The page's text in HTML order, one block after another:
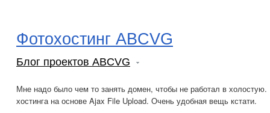
Фотохостинг ABCVG
Блог проектов ABCVG
Мне надо было чем то занять домен, чтобы не работал в
хостинга на основе Ajax File Upload. Очень удобная вещь кстати.